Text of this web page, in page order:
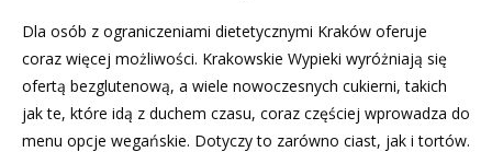
Dla osób z ograniczeniami dietetycznymi Kraków oferuje
coraz więcej możliwości. Krakowskie Wypieki wyróżniają się
ofertą bezglutenową, a wiele nowoczesnych cukierni, takich
jak te, które idą z duchem czasu, coraz częściej wprowadza do
menu opcje wegańskie. Dotyczy to zarówno ciast, jak i tortów.